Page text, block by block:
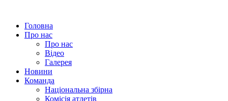
Головна
Про нас
Про нас
Відео
Галерея
Новини
Команда
Національна збірна
Комісія атлетів